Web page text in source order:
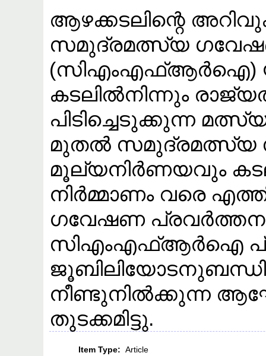
ആഴക്കടലിന്റെ
സമുദ്രമത്സ്യ
(സിഎംഎഫ്ആർഐ)
കടലിൽനിന്നും
പിടിച്ചെടുക്കുന്ന
മുതൽ സമുദ്രമത്സ്യ
മൂല്യനിർണയവും
നിർമ്മാണം വരെ
ഗവേഷണ
സിഎംഎഫ്ആർഐ
നീണ്ടുനിൽക്കുന്ന
തുടക്കമിട്ടു.
Item Type: Article